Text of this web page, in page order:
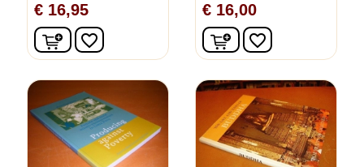
€ 16,95
In winkelwagen
favorite_border
€ 16,00
In winkelwagen
favorite_border